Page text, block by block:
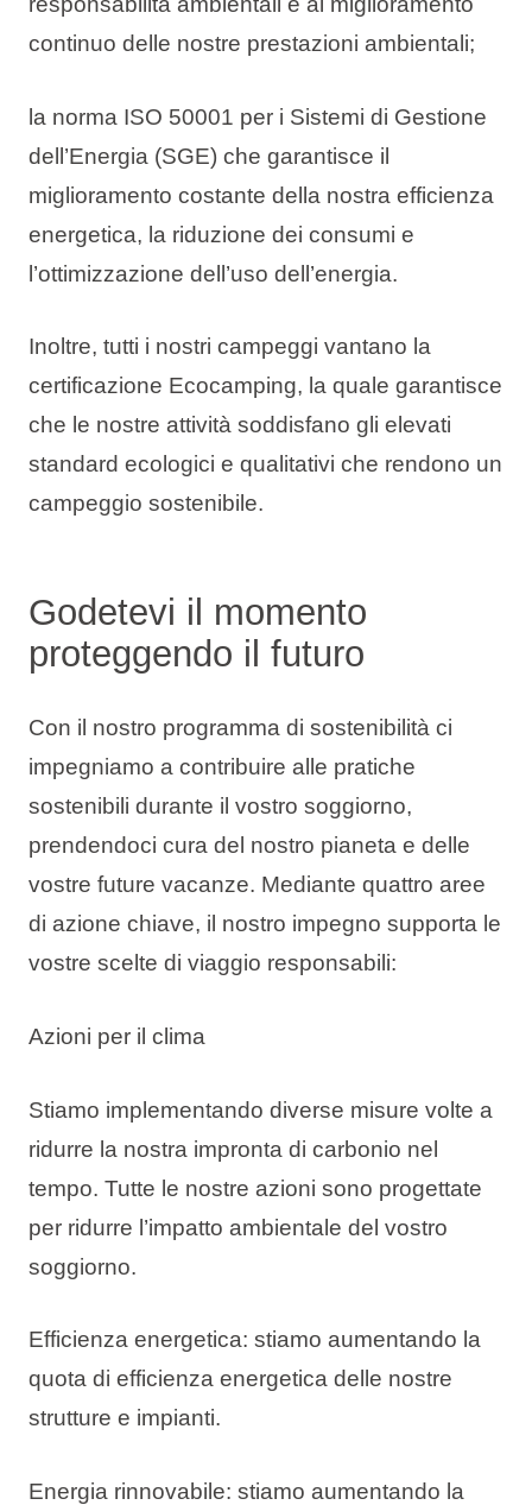
continuo delle nostre prestazioni ambientali;
la norma ISO 50001 per i Sistemi di Gestione
dell’Energia (SGE) che garantisce il
miglioramento costante della nostra efficienza
energetica, la riduzione dei consumi e
l’ottimizzazione dell’uso dell’energia.
Inoltre, tutti i nostri campeggi vantano la
certificazione Ecocamping, la quale garantisce
che le nostre attività soddisfano gli elevati
standard ecologici e qualitativi che rendono un
campeggio sostenibile.
Godetevi il momento
proteggendo il futuro
Con il nostro programma di sostenibilità ci
impegniamo a contribuire alle pratiche
sostenibili durante il vostro soggiorno,
prendendoci cura del nostro pianeta e delle
vostre future vacanze. Mediante quattro aree
di azione chiave, il nostro impegno supporta le
vostre scelte di viaggio responsabili:
Azioni per il clima
Stiamo implementando diverse misure volte a
ridurre la nostra impronta di carbonio nel
tempo. Tutte le nostre azioni sono progettate
per ridurre l’impatto ambientale del vostro
soggiorno.
Efficienza energetica: stiamo aumentando la
quota di efficienza energetica delle nostre
strutture e impianti.
Energia rinnovabile: stiamo aumentando la